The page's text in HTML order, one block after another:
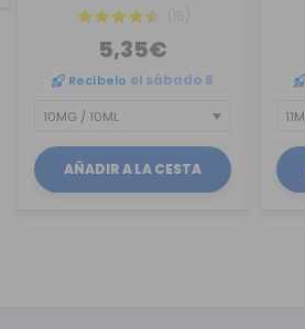
(15)
5,35€
Recíbelo el sábado 8
AÑADIR A LA CESTA